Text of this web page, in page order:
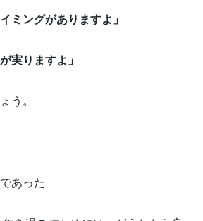
ミングがありますよ」
実りますよ」
う。
あった